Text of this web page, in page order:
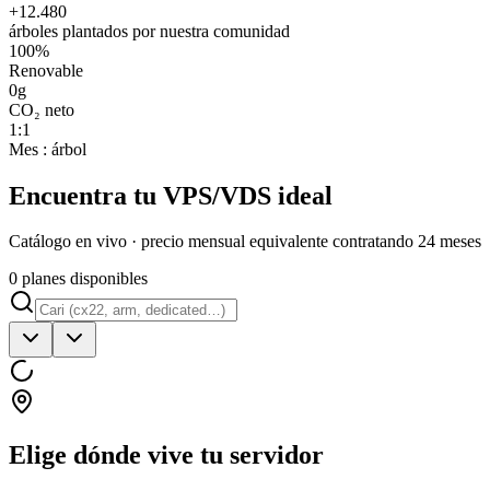
+12.480
árboles plantados por nuestra comunidad
100%
Renovable
0g
CO₂ neto
1:1
Mes : árbol
Encuentra tu VPS/VDS ideal
Catálogo en vivo · precio mensual equivalente contratando 24 meses
0 planes disponibles
Elige dónde vive tu servidor